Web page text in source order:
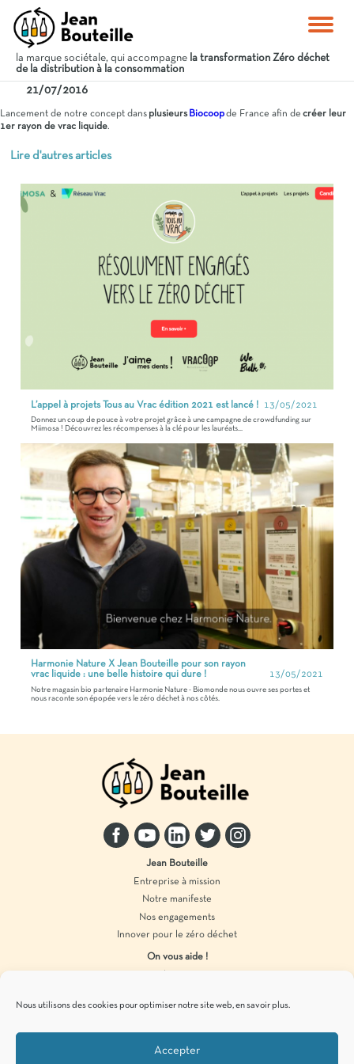
Nous utilisons des cookies pour optimiser notre site web, en savoir plus.
Accepter
la marque sociétale, qui accompagne la transformation Zéro déchet
de la distribution à la consommation
21/07/2016
Lancement de notre concept dans plusieurs Biocoopde France afin de créer leur
1er rayon de vrac liquide.
Lire d'autres articles
L’appel à projets Tous au Vrac édition 2021 est lancé ! 13/05/2021
Donnez un coup de pouce à votre projet grâce à une campagne de crowdfunding sur
Miimosa ! Découvrez les récompenses à la clé pour les lauréats...
Harmonie Nature X Jean Bouteille pour son rayon
vrac liquide : une belle histoire qui dure !
13/05/2021
Notre magasin bio partenaire Harmonie Nature - Biomonde nous ouvre ses portes et
nous raconte son épopée vers le zéro déchet à nos côtés.
Jean Bouteille
Entreprise à mission
Notre manifeste
Nos engagements
Innover pour le zéro déchet
On vous aide !
Produits en vrac
Pour vous tenir informés de